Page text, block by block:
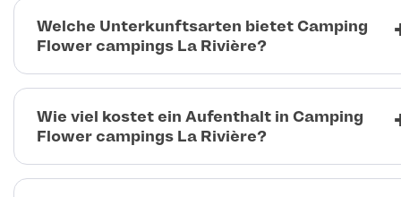
Welche Unterkunftsarten bietet Camping
Flower campings La Rivière?
Wie viel kostet ein Aufenthalt in Camping
Flower campings La Rivière?